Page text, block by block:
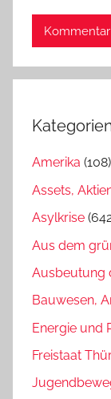
Amerika (108)
Assets,
Asylkrise
Aus dem
Ausbeutung
Bauwesen,
Energie und
Freistaat